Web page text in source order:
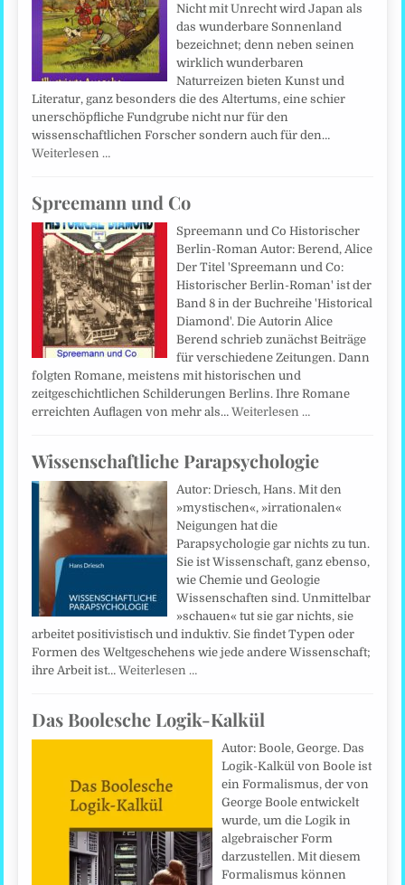
Nicht mit Unrecht wird Japan als
das wunderbare Sonnenland
bezeichnet; denn neben seinen
wirklich wunderbaren
Naturreizen bieten Kunst und
Literatur, ganz besonders die des Altertums, eine schier
unerschöpfliche Fundgrube nicht nur für den
wissenschaftlichen Forscher sondern auch für den…
Weiterlesen …
Spreemann und Co
Spreemann und Co Historischer
Berlin-Roman Autor: Berend, Alice
Der Titel 'Spreemann und Co:
Historischer Berlin-Roman' ist der
Band 8 in der Buchreihe 'Historical
Diamond'. Die Autorin Alice
Berend schrieb zunächst Beiträge
für verschiedene Zeitungen. Dann
folgten Romane, meistens mit historischen und
zeitgeschichtlichen Schilderungen Berlins. Ihre Romane
erreichten Auflagen von mehr als…Weiterlesen …
Wissenschaftliche Parapsychologie
Autor: Driesch, Hans. Mit den
»mystischen«, »irrationalen«
Neigungen hat die
Parapsychologie gar nichts zu tun.
Sie ist Wissenschaft, ganz ebenso,
wie Chemie und Geologie
Wissenschaften sind. Unmittelbar
»schauen« tut sie gar nichts, sie
arbeitet positivistisch und induktiv. Sie findet Typen oder
Formen des Weltgeschehens wie jede andere Wissenschaft;
ihre Arbeit ist…Weiterlesen …
Das Boolesche Logik-Kalkül
Autor: Boole, George. Das
Logik-Kalkül von Boole ist
ein Formalismus, der von
George Boole entwickelt
wurde, um die Logik in
algebraischer Form
darzustellen. Mit diesem
Formalismus können